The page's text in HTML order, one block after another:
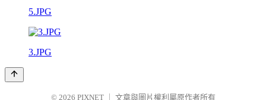
5.JPG
3.JPG
© 2026 PIXNET 文章與圖片權利屬原作者所有